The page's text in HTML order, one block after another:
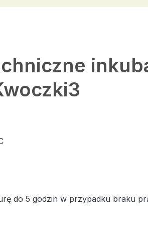
do 5 godzin w przypadku braku